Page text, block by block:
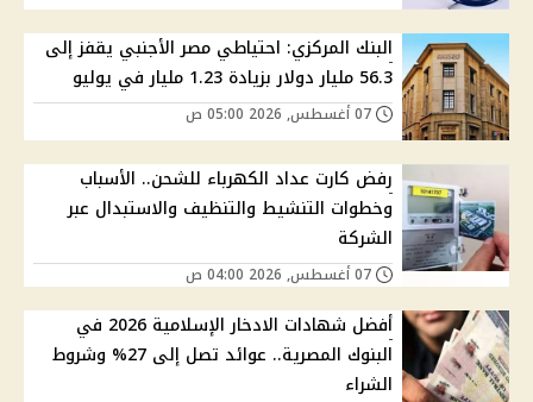
البنك المركزي: احتياطي مصر الأجنبي يقفز إلى
56.3 مليار دولار بزيادة 1.23 مليار في يوليو
رفض كارت عداد الكهرباء للشحن.. الأسباب
وخطوات التنشيط والتنظيف والاستبدال عبر
الشركة
أفضل شهادات الادخار الإسلامية 2026 في
البنوك المصرية.. عوائد تصل إلى 27% وشروط
الشراء